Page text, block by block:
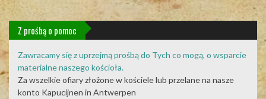
Z prośbą o pomoc
Zawracamy się z uprzejmą prośbą do Tych co mogą, o wsparcie
materialne naszego kościoła.
Za wszelkie ofiary złożone w kościele lub przelane na nasze
konto Kapucijnen in Antwerpen